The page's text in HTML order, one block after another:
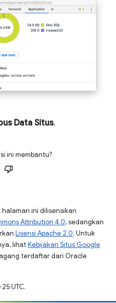
Data Situs.
ini membantu?
ini dilisensikan
Attribution 4.0, sedangkan
Lisensi Apache 2.0. Untuk
lihatKebijakan Situs Google
terdaftar dari Oracle
UTC.